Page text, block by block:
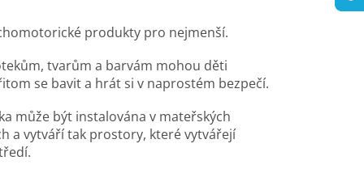
produkty pro nejmenší.
tvarům a barvám mohou děti
se bavit a hrát si v naprostém bezpečí.
může být instalována v mateřských
a vytváří tak prostory, které vytvářejí